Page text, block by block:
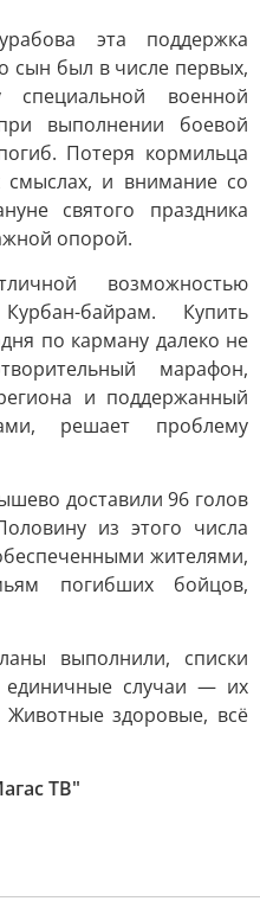
эта поддержка
сын был в числе первых,
военной
выполнении боевой
Потеря кормильца
и внимание со
святого праздника
опорой.
возможностью
байрам. Купить
по карману далеко не
марафон,
и поддержанный
решает проблему
доставили 96 голов
из этого числа
жителями,
погибших бойцов,
выполнили, списки
единичные случаи — их
Животные здоровые, всё
ТВ"